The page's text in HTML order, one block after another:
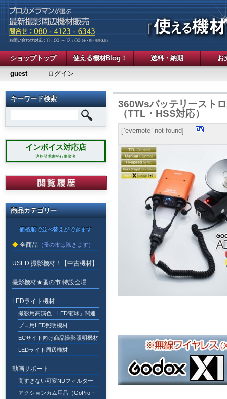
ショップトップ 使える機材Blog！ 送料・納期
お
guest
ログイン
360Wsバッテリースト
（TTL・HSS対応）
[`evernote` not found]
キーワード検索
インボイス対応店
適格請求書発行事業者
商品カテゴリー
全商品
USED 撮影機材！【中古機材】
撮影機材★蚤の市 特設会場
LEDライト機材
撮影用高演色「LED電球」関連
プロ用LED照明機材
ECサイト向け商品撮影照明機材
LEDライト周辺機材
動画サポート
高すぎない可変NDフィルター
アクションカム用品（GoPro・